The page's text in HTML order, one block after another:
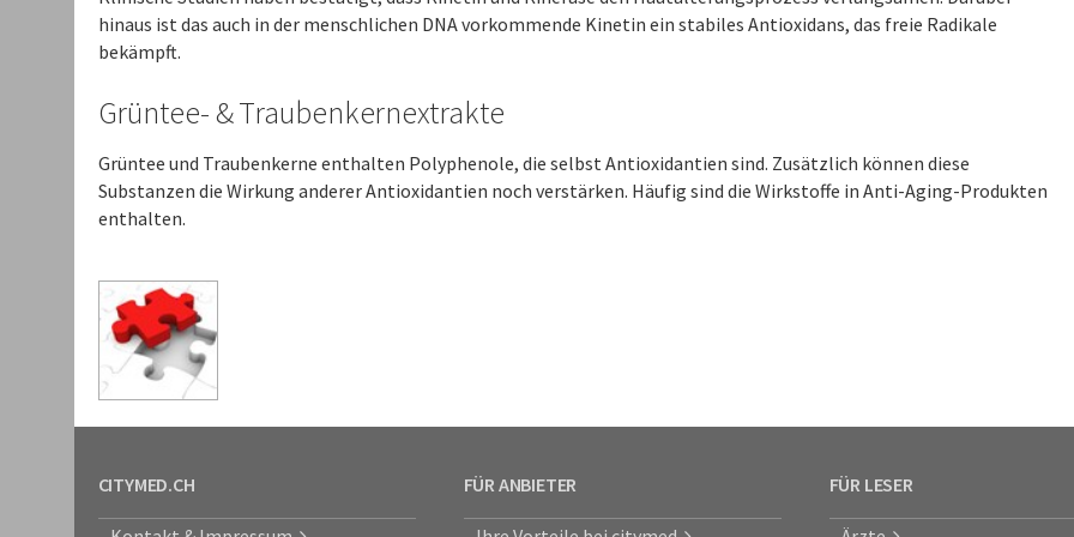
hinaus ist das auch in der menschlichen DNA vorkommende Kinetin ein stabiles Antioxidans, das freie Radikale
bekämpft.
Grüntee- & Traubenkernextrakte
Grüntee und Traubenkerne enthalten Polyphenole, die selbst Antioxidantien sind. Zusätzlich können diese
Substanzen die Wirkung anderer Antioxidantien noch verstärken. Häufig sind die Wirkstoffe in Anti-Aging-Produkten
enthalten.
CITYMED.CH FÜR ANBIETER FÜR LESER